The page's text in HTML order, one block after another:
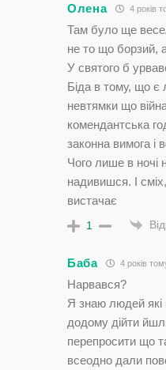
Олена 4 років
Там було ще
не то що борзий,
У святого б
Біда в тому, що є
невтямки що війна
комендантська
законна вимога і
Чого лише в ночі
надивишся. І сміх,
вистачає
1
Баба 4 років
Нарвався?
Я знаю людей які
додому дійти
перепросити що
всеодно дали